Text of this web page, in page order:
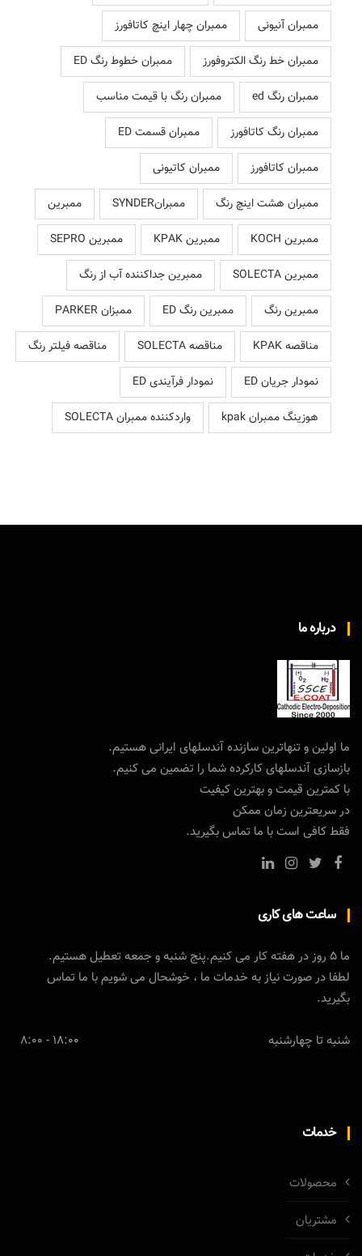
ممبران آنیونی
ممبران چهار اینچ کاتافورز
ممبران خط رنگ الکتروفورز
ممبران خطوط رنگ ED
ممبران رنگ ed
ممبران رنگ با قیمت مناسب
ممبران رنگ کاتافورز
ممبران قسمت ED
ممبران کاتافورز
ممبران کاتیونی
ممبران هشت اینچ رنگ
ممبرانSYNDER
ممبرین
ممبرین KOCH
ممبرین KPAK
ممبرین SEPRO
ممبرین SOLECTA
ممبرین جداکننده آب از رنگ
ممبرین رنگ
ممبرین رنگ ED
ممبزان PARKER
مناقصه KPAK
مناقصه SOLECTA
مناقصه فیلتر رنگ
نمودار جریان ED
نمودار فرآیندی ED
هوزینگ ممبران kpak
واردکننده ممبران SOLECTA
درباره ما
ما اولین و تنهاترین سازنده آندسلهای ایرانی هستیم.
بازسازی آندسلهای کارکرده شما را تضمین می کنیم.
با کمترین قیمت و بهترین کیفیت
در سریعترین زمان ممکن
فقط کافی است با ما تماس بگیرید.
ساعت های کاری
ما 5 روز در هفته کار می کنیم.پنج شنبه و جمعه تعطیل هستیم.
لطفا در صورت نیاز به خدمات ما ، خوشحال می شویم با ما تماس
بگیرید.
شنبه تا چهارشنبه 18:00 - 8:00
خدمات
محصولات
مشتریان